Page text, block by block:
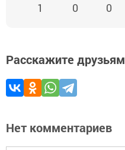
1 0 0
Расскажите друзьям
Нет комментариев